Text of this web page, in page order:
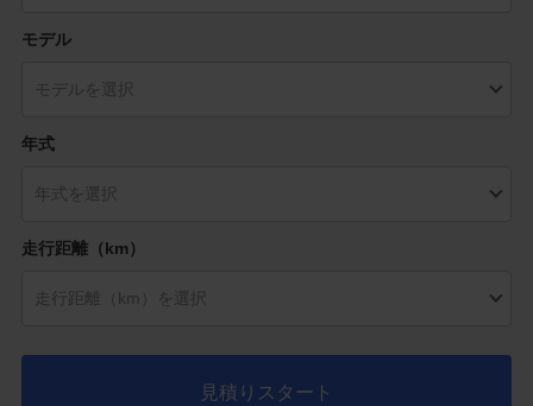
モデル
年式
走行距離（km）
見積りスタート